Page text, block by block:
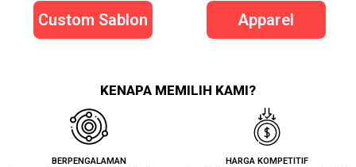
Custom Sablon Apparel
KENAPA MEMILIH KAMI?
BERPENGALAMAN HARGA KOMPETITIF